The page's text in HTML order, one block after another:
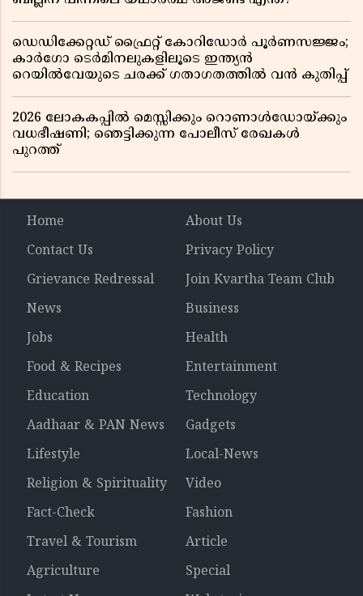
ഡെഡിക്കേറ്റഡ് ഫ്രൈറ്റ് കോറിഡോർ പൂർണസജ്ജം;
കാർഗോ ടെർമിനലുകളിലൂടെ ഇന്ത്യൻ
റെയിൽവേയുടെ ചരക്ക് ഗതാഗതത്തിൽ വൻ കുതിപ്പ്
2026 ലോകകപ്പിൽ മെസ്സിക്കും റൊണാൾഡോയ്ക്കും
വധഭീഷണി; ഞെട്ടിക്കുന്ന പോലീസ് രേഖകൾ
പുറത്ത്
Home
About Us
Contact Us
Privacy Policy
Grievance Redressal
Join Kvartha Team Club
News
Business
Jobs
Health
Food & Recipes
Entertainment
Education
Technology
Aadhaar & PAN News
Gadgets
Lifestyle
Local-News
Religion & Spirituality
Video
Fact-Check
Fashion
Travel & Tourism
Article
Agriculture
Special